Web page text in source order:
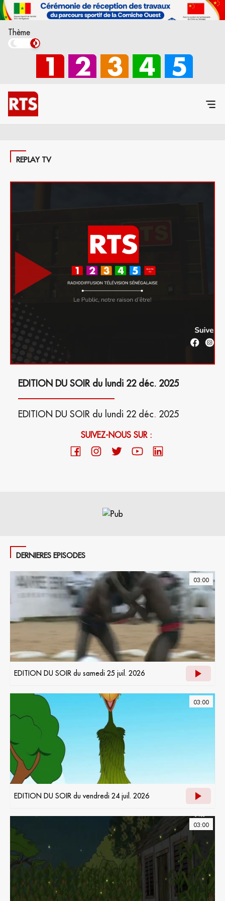
Thème
REPLAY TV
EDITION DU SOIR du lundi 22 déc. 2025
EDITION DU SOIR du lundi 22 déc. 2025
SUIVEZ-NOUS SUR :
DERNIERES EPISODES
03:00
EDITION DU SOIR du samedi 25 juil. 2026
03:00
EDITION DU SOIR du vendredi 24 juil. 2026
03:00